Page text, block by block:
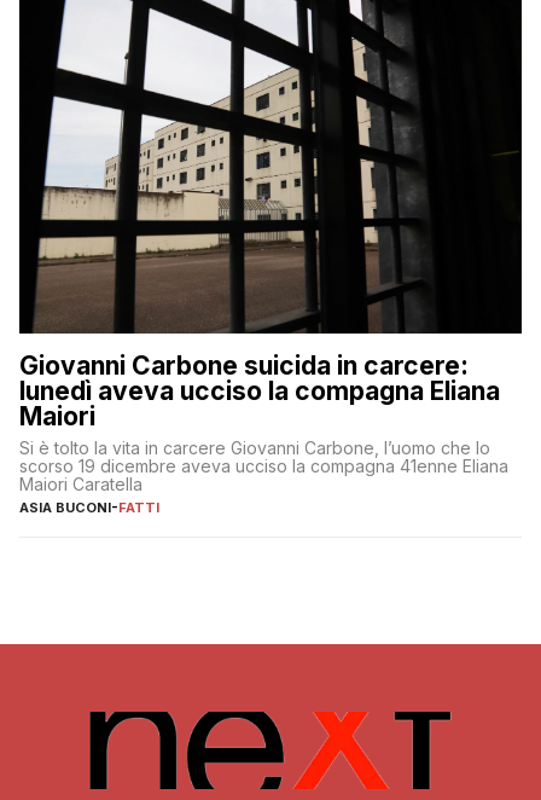
Giovanni Carbone suicida in carcere:
lunedì aveva ucciso la compagna Eliana
Maiori
Si è tolto la vita in carcere Giovanni Carbone, l’uomo che lo
scorso 19 dicembre aveva ucciso la compagna 41enne Eliana
Maiori Caratella
ASIA BUCONI-FATTI